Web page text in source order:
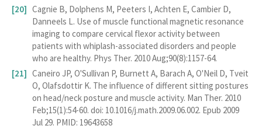
Cagnie B, Dolphens M, Peeters I, Achten E, Cambier D,
Danneels L. Use of muscle functional magnetic resonance
imaging to compare cervical flexor activity between
patients with whiplash-associated disorders and people
who are healthy. Phys Ther. 2010 Aug;90(8):1157-64.
Caneiro JP, O'Sullivan P, Burnett A, Barach A, O'Neil D, Tveit
O, Olafsdottir K. The influence of different sitting postures
on head/neck posture and muscle activity. Man Ther. 2010
Feb;15(1):54-60. doi: 10.1016/j.math.2009.06.002. Epub 2009
Jul 29. PMID: 19643658